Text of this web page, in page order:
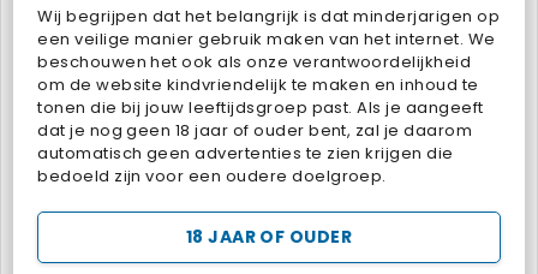
Wij begrijpen dat het belangrijk is dat minderjarigen op
een veilige manier gebruik maken van het internet. We
beschouwen het ook als onze verantwoordelijkheid
om de website kindvriendelijk te maken en inhoud te
tonen die bij jouw leeftijdsgroep past. Als je aangeeft
dat je nog geen 18 jaar of ouder bent, zal je daarom
automatisch geen advertenties te zien krijgen die
bedoeld zijn voor een oudere doelgroep.
18 JAAR OF OUDER
Mega Makeup - Seasons Best Baby Hazel: Pumpkin Ice Cream
Bubble Shooter Witch Tower 2 Ellie And Friends Pre Fall Outfit